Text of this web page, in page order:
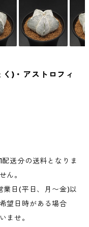
)・アストロフィ
送分の送料となりま
ん。
日(平日、月〜金)以
望日時がある場合
ませ。